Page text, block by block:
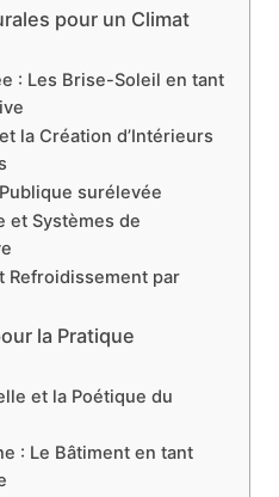
pour un Climat
: Les Brise-Soleil en tant
la Création d’Intérieurs
surélevée
et Systèmes de
Refroidissement par
la Pratique
et la Poétique du
: Le Bâtiment en tant